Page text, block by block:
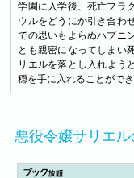
学園に入学後、死亡フラ
ウルをどうにか引き合わ
での思いもよらぬハプニ
とも親密になってしまい
リエルを落とし入れよ
穏を手に入れることがで
悪役令嬢サリエ